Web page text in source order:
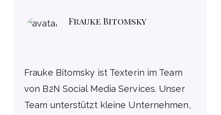
Frauke Bitomsky
Frauke Bitomsky ist Texterin im Team
von B2N Social Media Services. Unser
Team unterstützt kleine Unternehmen,